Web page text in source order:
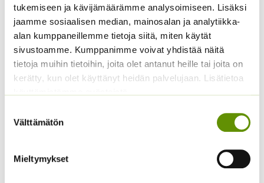
tukemiseen ja kävijämäärämme analysoimiseen. Lisäksi
jaamme sosiaalisen median, mainosalan ja analytiikka-
alan kumppaneillemme tietoja siitä, miten käytät
sivustoamme. Kumppanimme voivat yhdistää näitä
tietoja muihin tietoihin, joita olet antanut heille tai joita on
kerätty, kun olet käyttänyt heidän palvelujaan. Lisätietoa
valinta
Välttämätön
Mieltymykset
Lehtisalaatti Lollo
Rossa
4,50
Lehtiselleri Tall Utah
valmispussi/eri
pakkauskoot
3,90€ – 8,90 € Hintaluokka:
3,90 €
8,90 €
arvonlisäveron